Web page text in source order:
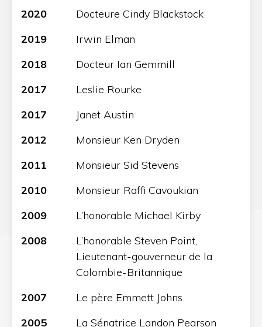
2020
Docteure Cindy Blackstock
2019
Irwin Elman
2018
Docteur Ian Gemmill
2017
Leslie Rourke
2017
Janet Austin
2012
Monsieur Ken Dryden
2011
Monsieur Sid Stevens
2010
Monsieur Raffi Cavoukian
2009
L’honorable Michael Kirby
2008
L’honorable Steven Point,
Lieutenant-gouverneur de la
Colombie-Britannique
2007
Le père Emmett Johns
2005
La Sénatrice Landon Pearson